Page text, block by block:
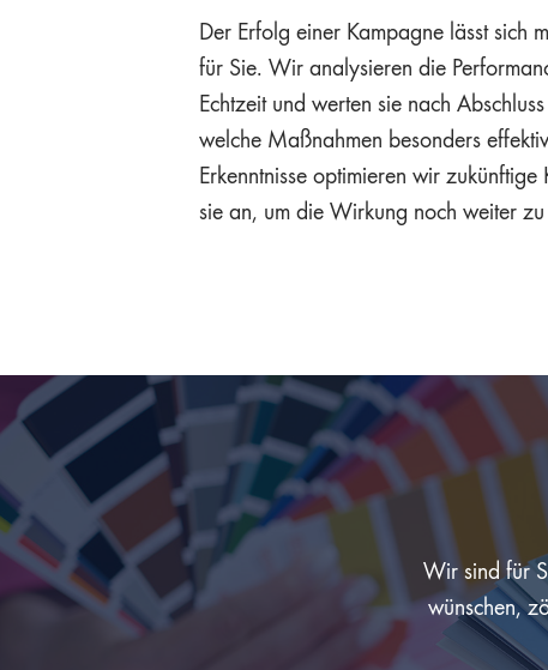
Der Erfolg einer Kampagne lässt sich
für Sie. Wir analysieren die
Echtzeit und werten sie nach
welche Maßnahmen besonders
Erkenntnisse optimieren wir zukünftige
sie an, um die Wirkung noch weiter zu
Wir sind für
wünschen,